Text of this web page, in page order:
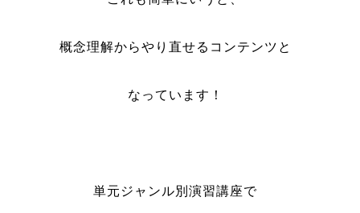
概念理解からやり直せるコンテンツと
なっています！
単元ジャンル別演習講座で